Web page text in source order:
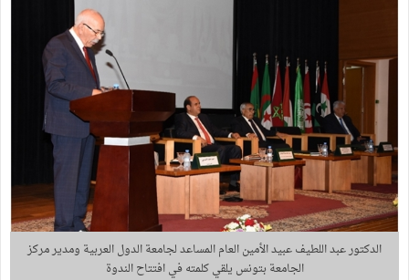
الدكتور عبد اللطيف عبيد الأمين العام المساعد لجامعة الدول العربية ومدير مركز
الجامعة بتونس يلقي كلمته في افتتاح الندوة